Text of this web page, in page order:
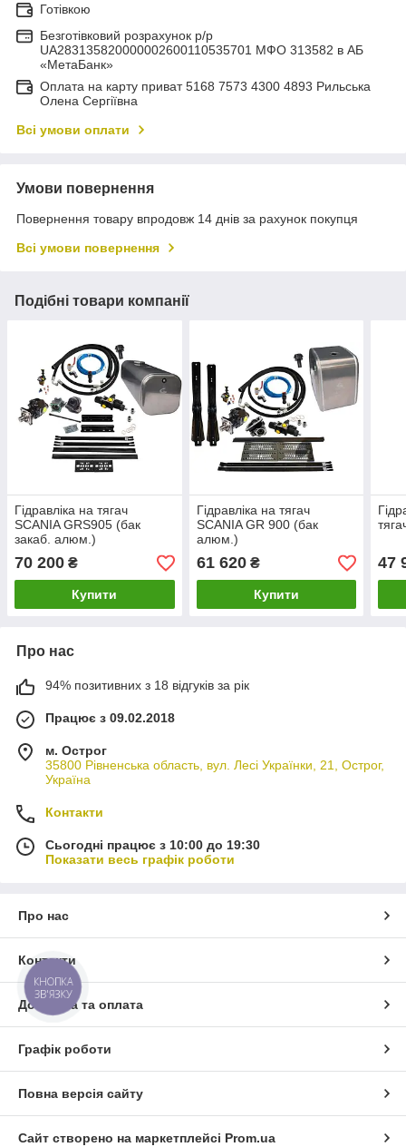
Готівкою
Безготівковий розрахунок р/р
UA283135820000002600110535701 МФО 313582 в АБ
«МетаБанк»
Оплата на карту приват 5168 7573 4300 4893 Рильська
Олена Сергіївна
Всі умови оплати
Умови повернення
Повернення товару впродовж 14 днів за рахунок покупця
Всі умови повернення
Подібні товари компанії
Гідравліка на тягач
SCANIA GRS905 (бак
закаб. алюм.)
70 200 ₴
Купити
Гідравліка на тягач
SCANIA GR 900 (бак
алюм.)
61 620₴
Купити
47
Про нас
94% позитивних з 18 відгуків за рік
Працює з 09.02.2018
м. Острог
35800 Рівненська область, вул. Лесі Українки, 21, Острог,
Україна
Контакти
Сьогодні працює з 10:00 до 19:30
Показати весь графік роботи
Про нас
Контакти
Доставка та оплата
Графік роботи
Повна версія сайту
Сайт створено на маркетплейсі Prom.ua
КНОПКА
ЗВ'ЯЗКУ